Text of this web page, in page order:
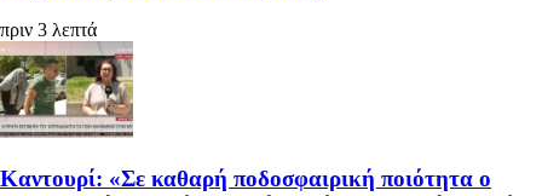
πριν 3 λεπτά
Καντουρί: «Σε καθαρή ποδοσφαιρική ποιότητα ο